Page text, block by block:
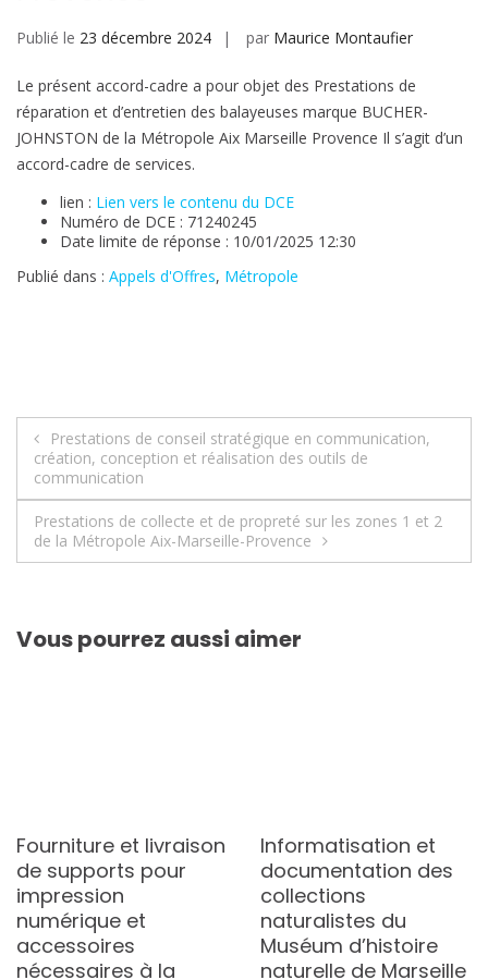
Publié le 23 décembre 2024 par Maurice Montaufier
Le présent accord-cadre a pour objet des Prestations de
réparation et d’entretien des balayeuses marque BUCHER-
JOHNSTON de la Métropole Aix Marseille Provence Il s’agit d’un
accord-cadre de services.
lien : Lien vers le contenu du DCE
Numéro de DCE : 71240245
Date limite de réponse : 10/01/2025 12:30
Publié dans : Appels d'Offres, Métropole
Navigation
de
l’article
Prestations de conseil stratégique en communication,
création, conception et réalisation des outils de
communication
Prestations de collecte et de propreté sur les zones 1 et 2
de la Métropole Aix-Marseille-Provence
Vous pourrez aussi aimer
Fourniture et livraison
de supports pour
impression
numérique et
accessoires
nécessaires à la
Informatisation et
documentation des
collections
naturalistes du
Muséum d’histoire
naturelle de Marseille